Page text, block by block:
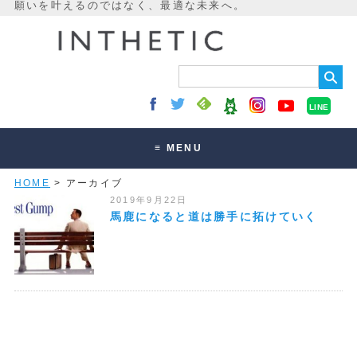
LINE
≡ MENU
講座・セッション
HOME > アーカイブ
2019年9月22日
馬鹿になると道は勝手に拓けていく